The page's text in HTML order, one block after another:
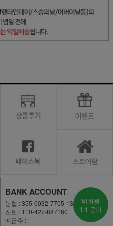
BANK ACCOUNT
농협 : 355-0032-7705-13
신한 : 110-427-887160
예금주 :
비회원
1:1 문의